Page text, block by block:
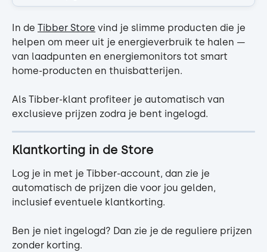
In de Tibber Store vind je slimme producten die je
helpen om meer uit je energieverbruik te halen —
van laadpunten en energiemonitors tot smart
home-producten en thuisbatterijen.
Als Tibber-klant profiteer je automatisch van
exclusieve prijzen zodra je bent ingelogd.
Klantkorting in de Store
Log je in met je Tibber-account, dan zie je
automatisch de prijzen die voor jou gelden,
inclusief eventuele klantkorting.
Ben je niet ingelogd? Dan zie je de reguliere prijzen
zonder korting.